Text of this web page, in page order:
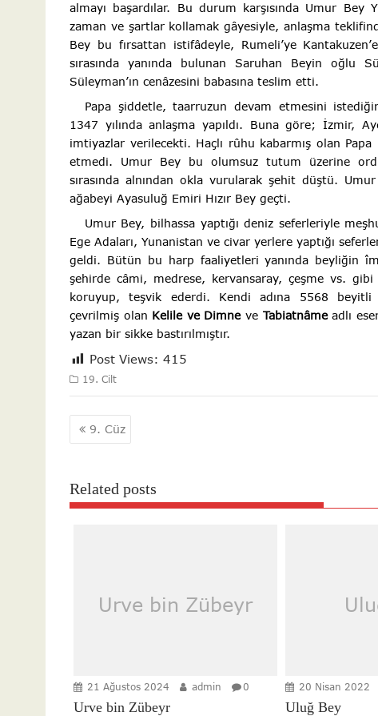
almayı başardılar. Bu durum karşısında Umur
zaman ve şartlar kollamak gâyesiyle, anlaşma
Bey bu fırsattan istifâdeyle, Rumeli’ye
sırasında yanında bulunan Saruhan Beyin
Süleyman’ın cenâzesini babasına teslim etti.
Papa şiddetle, taarruzun devam etmesini
1347 yılında anlaşma yapıldı. Buna göre; İzmir,
imtiyazlar verilecekti. Haçlı rûhu kabarmış olan
etmedi. Umur Bey bu olumsuz tutum üzerine
sırasında alnından okla vurularak şehit düştü.
ağabeyi Ayasuluğ Emiri Hızır Bey geçti.
Umur Bey, bilhassa yaptığı deniz seferleriyle
Ege Adaları, Yunanistan ve civar yerlere yaptığı
geldi. Bütün bu harp faaliyetleri yanında beyliğin
şehirde câmi, medrese, kervansaray, çeşme vs.
koruyup, teşvik ederdi. Kendi adına 5568 beyitli
çevrilmiş olan Kelile ve Dimneve Tabiatnâmeadlı
yazan bir sikke bastırılmıştır.
Post Views: 415
19. Cilt
Yazı
gezinmesi
9. Cüz
Related posts
Urve bin Zübeyr
21 Ağustos 2024 admin 0
Urve bin Zübeyr
20 Nisan 2022
Uluğ Bey